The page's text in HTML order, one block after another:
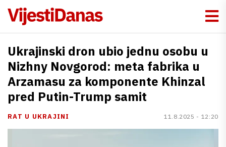
Ukrajinski dron ubio jednu osobu u
Nizhny Novgorod: meta fabrika u
Arzamasu za komponente Khinzal
pred Putin-Trump samit
RAT U UKRAJINI 11.8.2025 - 12:20